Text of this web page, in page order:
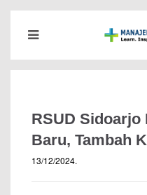
RSUD Sidoarjo
Baru, Tambah
13/12/2024.